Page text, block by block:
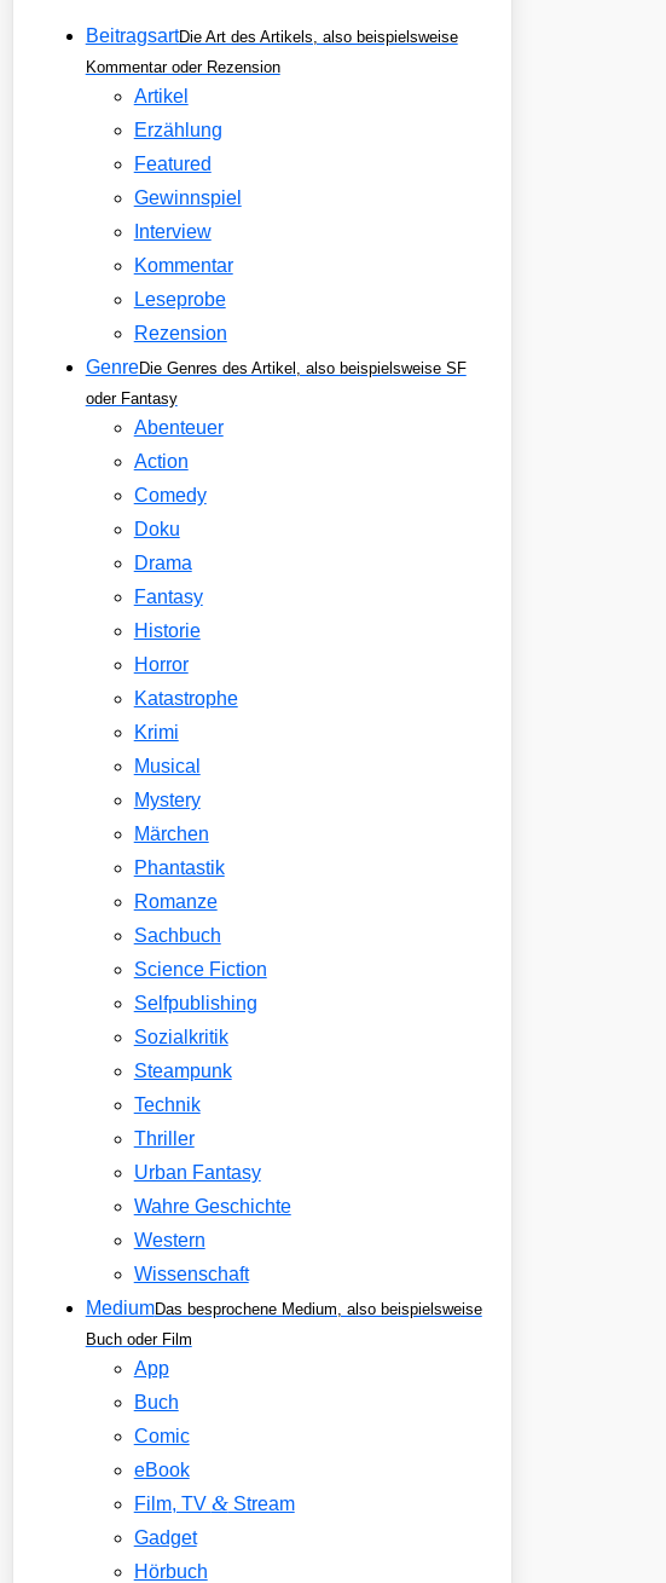
BeitragsartDie Art des Artikels, also beispielsweise
Kommentar oder Rezension
Artikel
Erzählung
Featured
Gewinnspiel
Interview
Kommentar
Leseprobe
Rezension
GenreDie Genres des Artikel, also beispielsweise SF
oder Fantasy
Abenteuer
Action
Comedy
Doku
Drama
Fantasy
Historie
Horror
Katastrophe
Krimi
Musical
Mystery
Märchen
Phantastik
Romanze
Sachbuch
Science Fiction
Selfpublishing
Sozialkritik
Steampunk
Technik
Thriller
Urban Fantasy
Wahre Geschichte
Western
Wissenschaft
MediumDas besprochene Medium, also beispielsweise
Buch oder Film
App
Buch
Comic
eBook
Film, TV &Stream
Gadget
Hörbuch